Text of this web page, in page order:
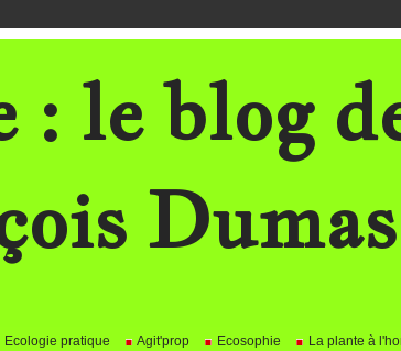
le blog
Dumas
Ecologie pratique Agit'prop Ecosophie
La plante à